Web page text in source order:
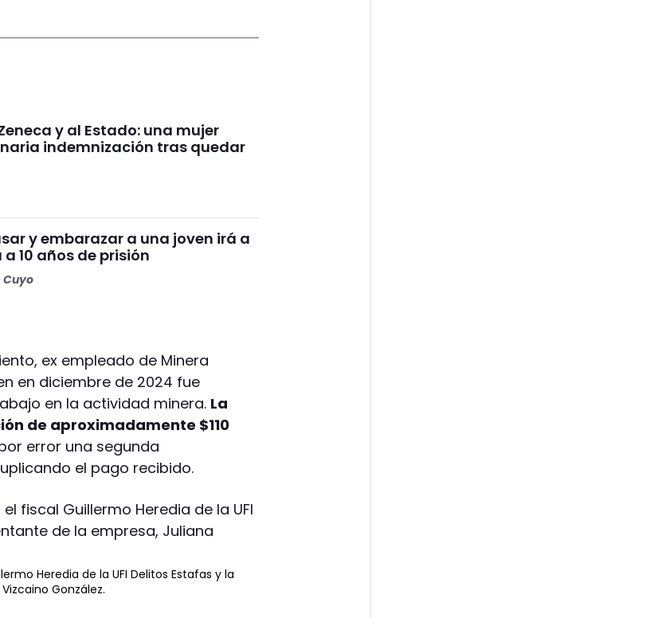
y al Estado: una mujer
indemnización tras quedar
y embarazar a una joven irá a
10 años de prisión
Cuyo
ex empleado de Minera
en diciembre de 2024 fue
en la actividad minera. La
de aproximadamente $110
error una segunda
el pago recibido.
Heredia de la UFI Delitos Estafas y la
González.